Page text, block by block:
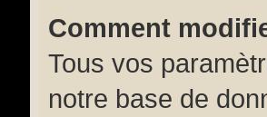
Comment
Tous vos
notre base de